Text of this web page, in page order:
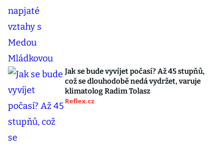
Jak se bude vyvíjet počasí? Až 45 stupňů,
což se dlouhodobě nedá vydržet, varuje
klimatolog Radim Tolasz
Reflex.cz